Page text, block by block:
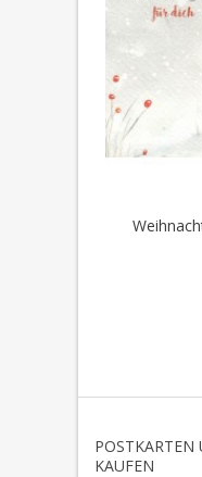
KAUFEN